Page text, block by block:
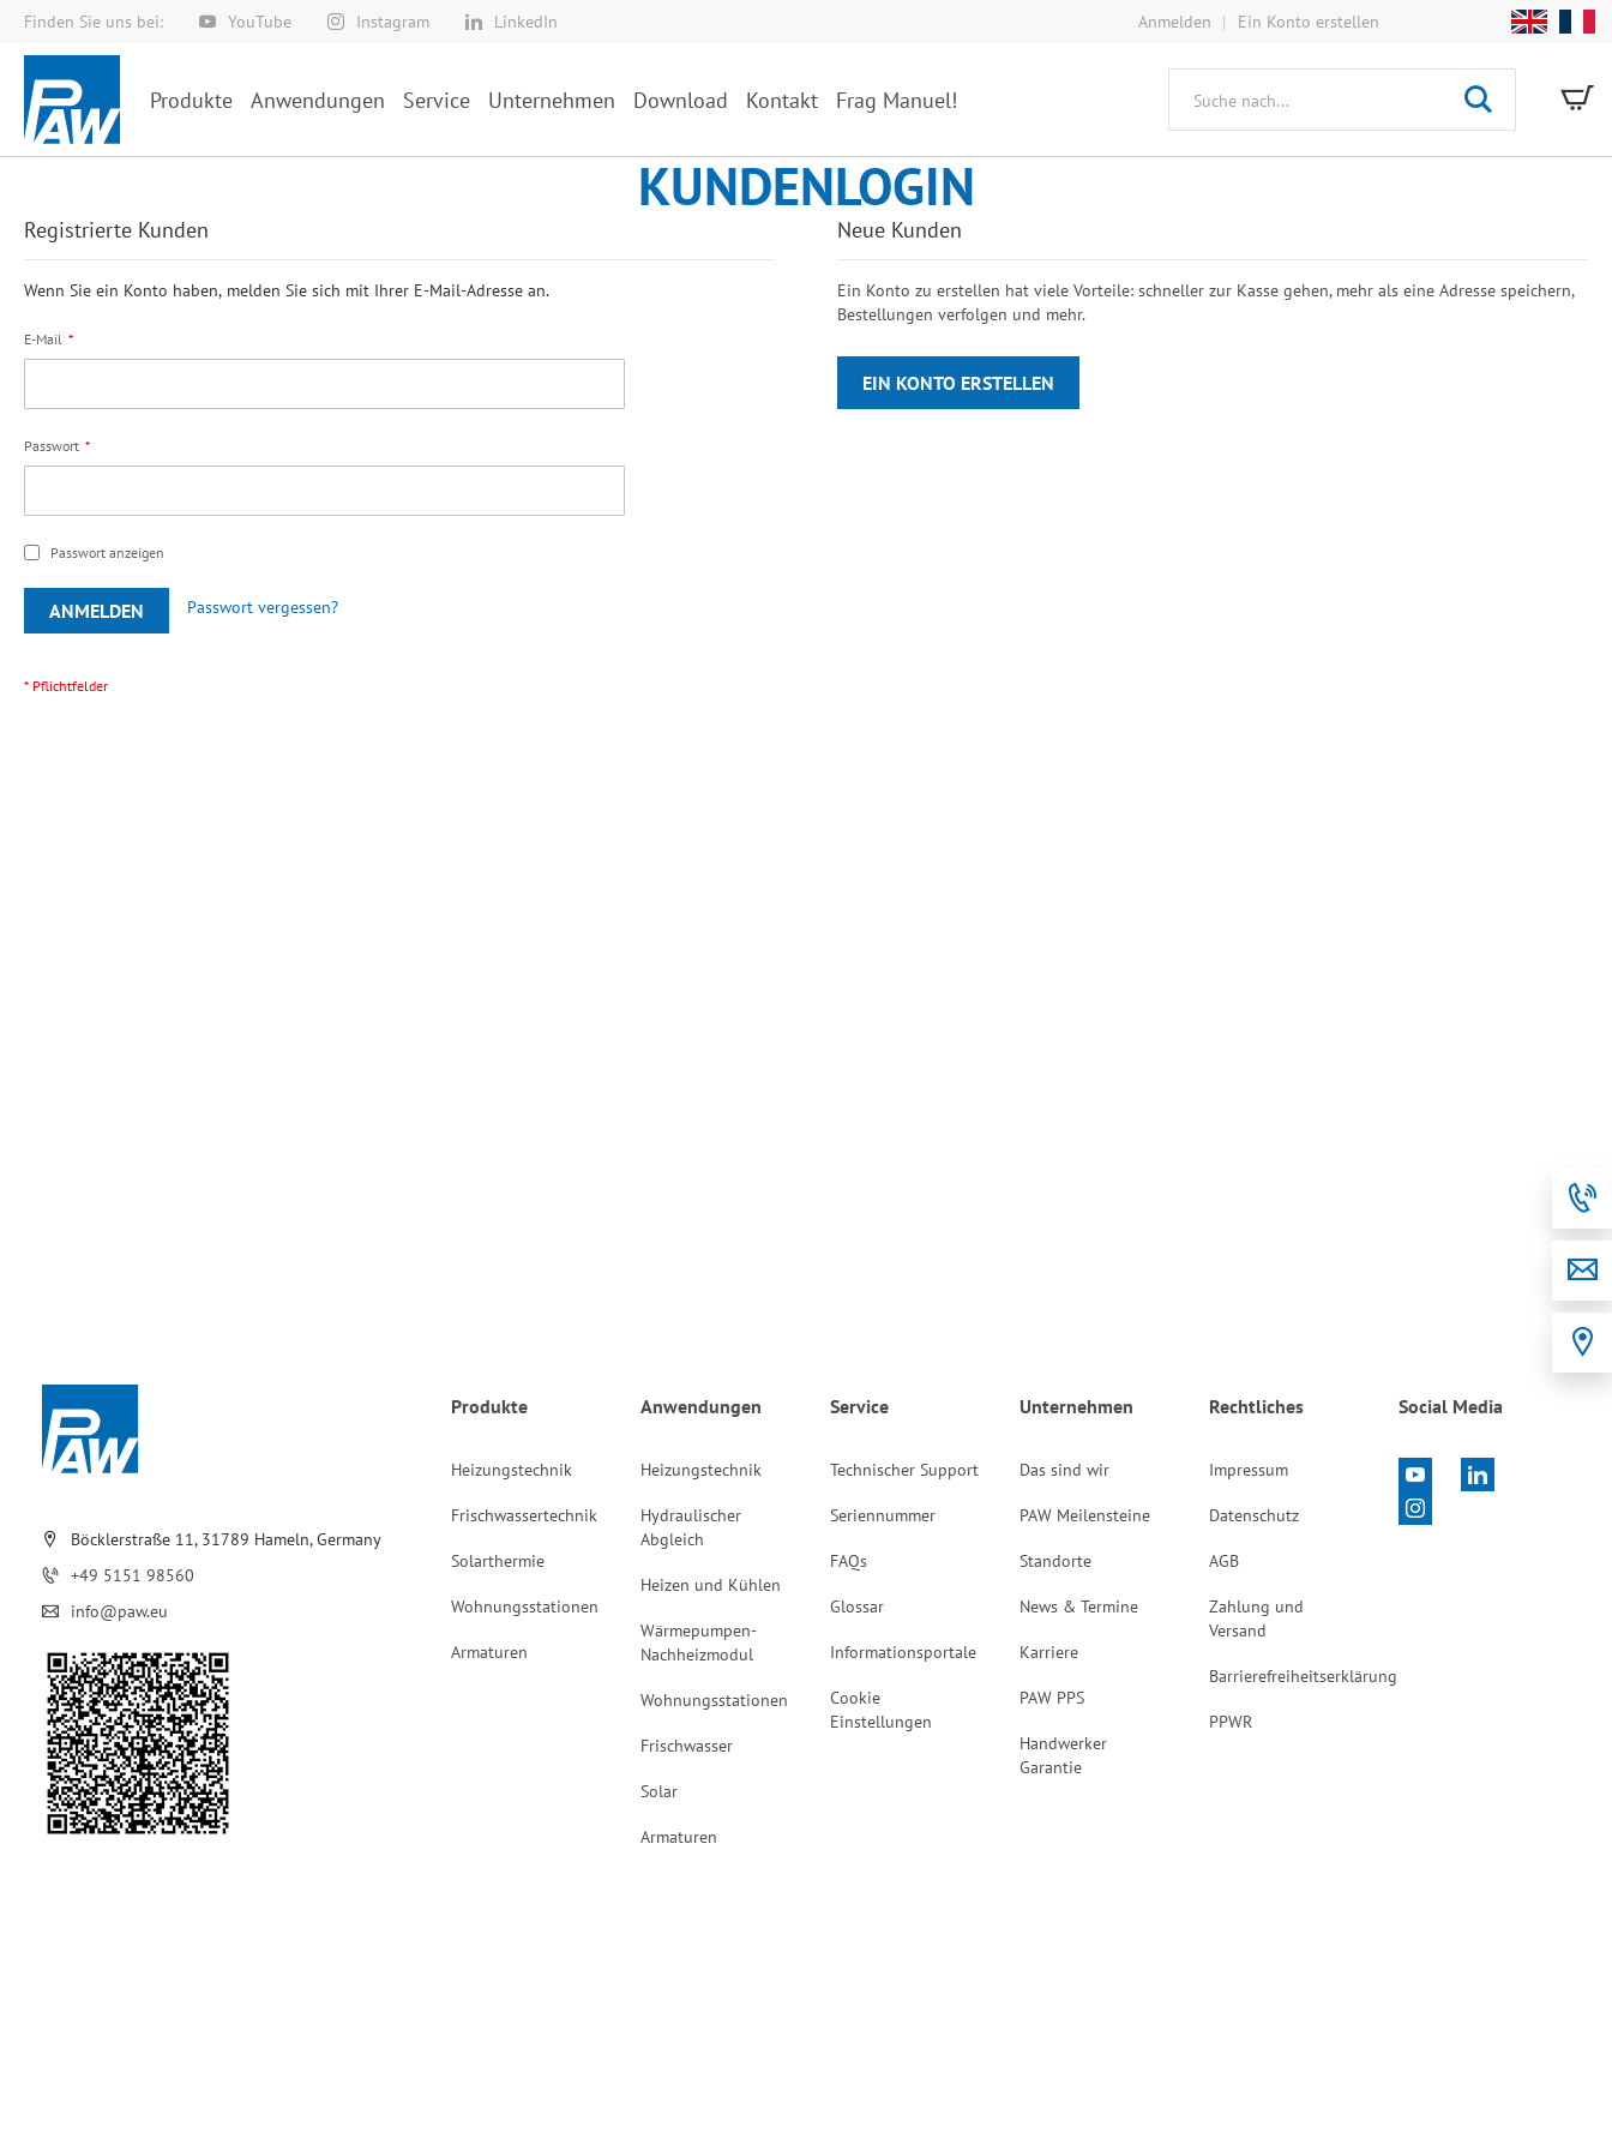
Finden Sie uns bei: YouTube Instagram LinkedIn
Direkt
zum
Inhalt
Anmelden Ein Konto erstellen
Produkte Anwendungen Service Unternehmen Download Kontakt Frag Manuel!
Suche
KUNDENLOGIN
Registrierte Kunden
Wenn Sie ein Konto haben, melden Sie sich mit Ihrer E-Mail-Adresse an.
E-Mail
Passwort
Passwort anzeigen
ANMELDEN Passwort vergessen?
Neue Kunden
Ein Konto zu erstellen hat viele Vorteile: schneller zur Kasse gehen, mehr als eine Adresse speichern,
Bestellungen verfolgen und mehr.
EIN KONTO ERSTELLEN
Böcklerstraße 11, 31789 Hameln, Germany
+49 5151 98560
info@paw.eu
Produkte
Heizungstechnik
Frischwassertechnik
Solarthermie
Wohnungsstationen
Armaturen
Anwendungen
Heizungstechnik
Hydraulischer
Abgleich
Heizen und Kühlen
Wärmepumpen-
Nachheizmodul
Wohnungsstationen
Frischwasser
Solar
Armaturen
Service
Technischer Support
Seriennummer
FAQs
Glossar
Informationsportale
Cookie
Einstellungen
Unternehmen
Das sind wir
PAW Meilensteine
Standorte
News & Termine
Karriere
PAW PPS
Handwerker
Garantie
Rechtliches
Impressum
Datenschutz
AGB
Zahlung und
Versand
Barrierefreiheitserklärung
PPWR
Social Media